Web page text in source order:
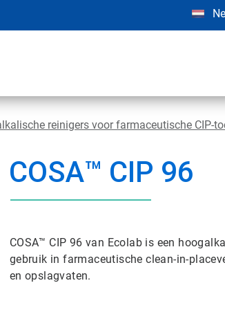
reinigers voor farmaceutische CIP-
COSA™ CIP 96
COSA™ CIP 96 van Ecolab is een
gebruik in farmaceutische clean-in-
en opslagvaten.